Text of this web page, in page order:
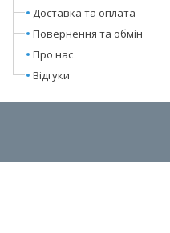
Доставка та оплата
Повернення та обмін
Про нас
Відгуки